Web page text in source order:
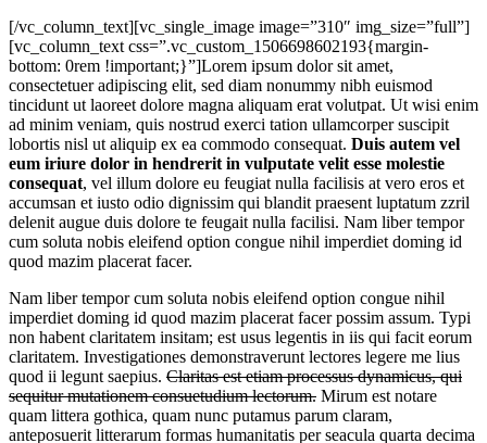
[/vc_column_text][vc_single_image image=”310″ img_size=”full”]
[vc_column_text css=”.vc_custom_1506698602193{margin-
bottom: 0rem !important;}”]Lorem ipsum dolor sit amet,
consectetuer adipiscing elit, sed diam nonummy nibh euismod
tincidunt ut laoreet dolore magna aliquam erat volutpat. Ut wisi enim
ad minim veniam, quis nostrud exerci tation ullamcorper suscipit
lobortis nisl ut aliquip ex ea commodo consequat. Duis autem vel
eum iriure dolor in hendrerit in vulputate velit esse molestie
consequat, vel illum dolore eu feugiat nulla facilisis at vero eros et
accumsan et iusto odio dignissim qui blandit praesent luptatum zzril
delenit augue duis dolore te feugait nulla facilisi. Nam liber tempor
cum soluta nobis eleifend option congue nihil imperdiet doming id
quod mazim placerat facer.
Nam liber tempor cum soluta nobis eleifend option congue nihil
imperdiet doming id quod mazim placerat facer possim assum. Typi
non habent claritatem insitam; est usus legentis in iis qui facit eorum
claritatem. Investigationes demonstraverunt lectores legere me lius
quod ii legunt saepius. Claritas est etiam processus dynamicus, qui
sequitur mutationem consuetudium lectorum. Mirum est notare
quam littera gothica, quam nunc putamus parum claram,
anteposuerit litterarum formas humanitatis per seacula quarta decima